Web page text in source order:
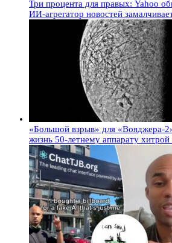
Три процента для правых: Yahoo
ИИ-агрегатор новостей
«Большой взрыв» для «Вояджера-
жизнь 50-летнему аппарату хитрой